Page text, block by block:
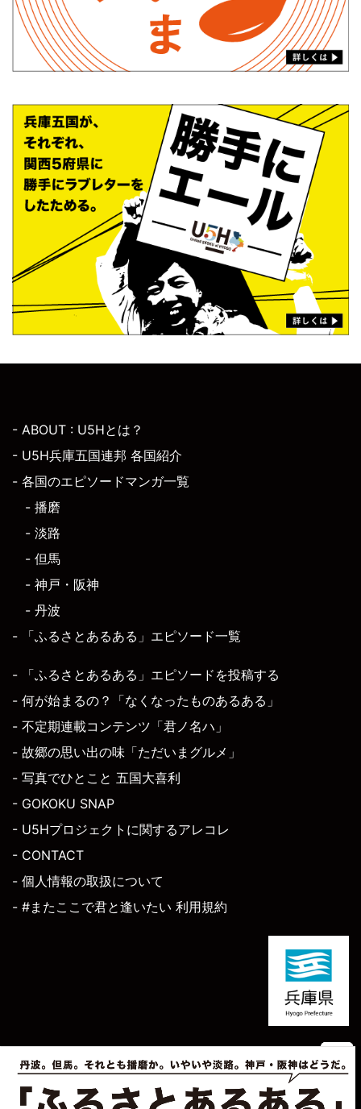
- ABOUT : U5Hとは？
- U5H兵庫五国連邦 各国紹介
- 各国のエピソードマンガ一覧
- 播磨
- 淡路
- 但馬
- 神戸・阪神
- 丹波
- 「ふるさとあるある」エピソード一覧
- 「ふるさとあるある」エピソードを投稿する
- 何が始まるの？「なくなったものあるある」
- 不定期連載コンテンツ「君ノ名ハ」
- 故郷の思い出の味「ただいまグルメ」
- 写真でひとこと 五国大喜利
- GOKOKU SNAP
- U5Hプロジェクトに関するアレコレ
- CONTACT
- 個人情報の取扱について
- #またここで君と逢いたい 利用規約